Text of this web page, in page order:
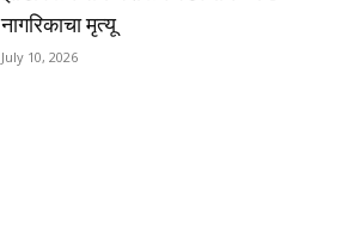
नागरिकाचा मृत्यू
July 10, 2026